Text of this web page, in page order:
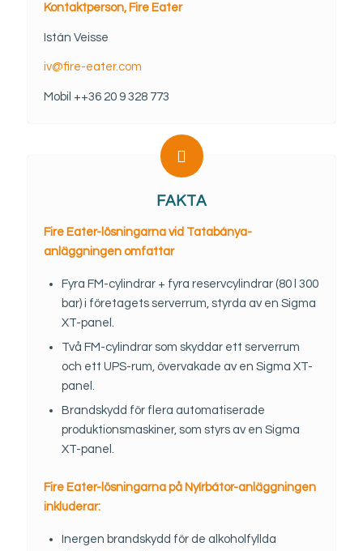
Kontaktperson, Fire Eater
Istán Veisse
iv@fire-eater.com
Mobil ++36 20 9 328 773
FAKTA
Fire Eater-lösningarna vid Tatabánya-
anläggningen omfattar
Fyra FM-cylindrar + fyra reservcylindrar (80 l 300
bar) i företagets serverrum, styrda av en Sigma
XT-panel.
Två FM-cylindrar som skyddar ett serverrum
och ett UPS-rum, övervakade av en Sigma XT-
panel.
Brandskydd för flera automatiserade
produktionsmaskiner, som styrs av en Sigma
XT-panel.
Fire Eater-lösningarna på Nyírbátor-anläggningen
inkluderar:
Inergen brandskydd för de alkoholfyllda